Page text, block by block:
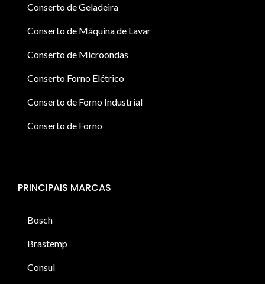
Conserto de Geladeira
Conserto de Máquina de Lavar
Conserto de Microondas
Conserto Forno Elétrico
Conserto de Forno Industrial
Conserto de Forno
PRINCIPAIS MARCAS
Bosch
Brastemp
Consul